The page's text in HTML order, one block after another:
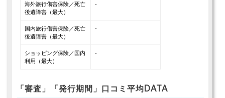
海外旅行傷害保険／死亡
後遺障害（最大）
-
国内旅行傷害保険／死亡
後遺障害（最大）
-
ショッピング保険／国内
利用（最大）
-
「審査」「発行期間」口コミ平均DATA